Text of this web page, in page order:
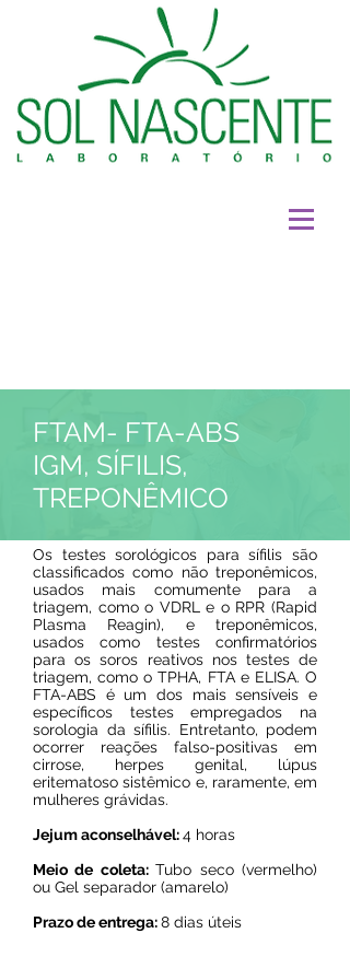
FTAM- FTA-ABS
IGM, SÍFILIS,
TREPONÊMICO
Os testes sorológicos para sífilis são
classificados como não treponêmicos,
usados mais comumente para a
triagem, como o VDRL e o RPR (Rapid
Plasma Reagin), e treponêmicos,
usados como testes confirmatórios
para os soros reativos nos testes de
triagem, como o TPHA, FTA e ELISA. O
FTA-ABS é um dos mais sensíveis e
específicos testes empregados na
sorologia da sífilis. Entretanto, podem
ocorrer reações falso-positivas em
cirrose, herpes genital, lúpus
eritematoso sistêmico e, raramente, em
mulheres grávidas.
Jejum aconselhável:4 horas
Meio de coleta:Tubo seco (vermelho)
ou Gel separador (amarelo)
Prazo de entrega:8 dias úteis